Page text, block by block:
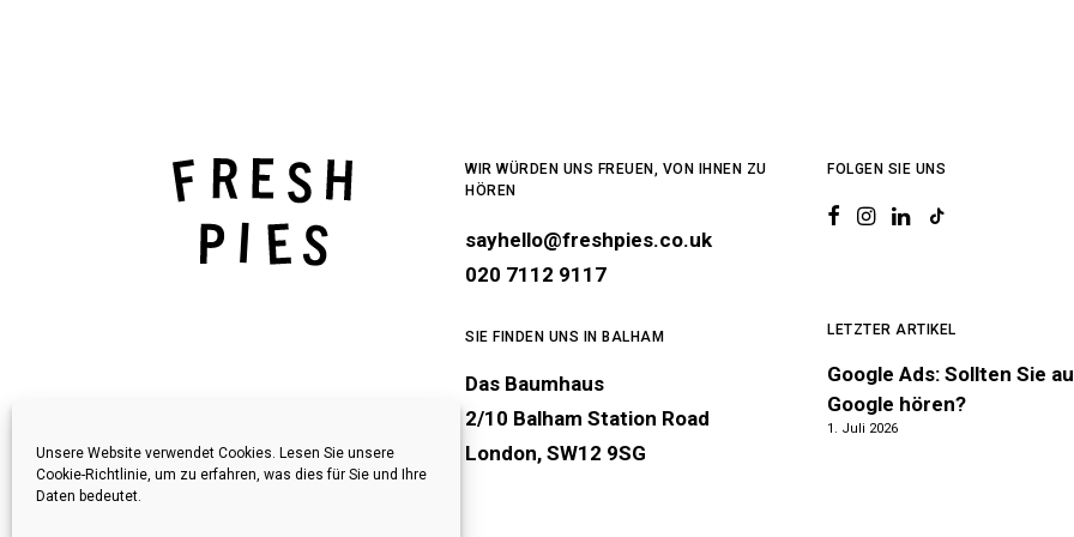
Unsere Website verwendet Cookies. Lesen Sie unsere
Cookie-Richtlinie, um zu erfahren, was dies für Sie und Ihre
Daten bedeutet.
WIR WÜRDEN UNS FREUEN, VON IHNEN ZU
HÖREN
sayhello@freshpies.co.uk
020 7112 9117
SIE FINDEN UNS IN BALHAM
Das Baumhaus
2/10 Balham Station Road
London, SW12 9SG
FOLGEN SIE UNS
LETZTER ARTIKEL
Google Ads: Sollten Sie
Google hören?
1. Juli 2026